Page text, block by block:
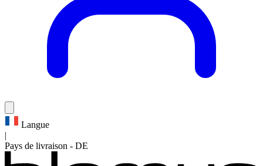
Langue
|
Pays de livraison - DE